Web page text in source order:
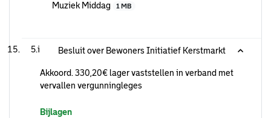
Muziek Middag
1 MB
5.i Besluit over Bewoners Initiatief Kerstmarkt
Akkoord. 330,20€ lager vaststellen in verband met
vervallen vergunningleges
Bijlagen